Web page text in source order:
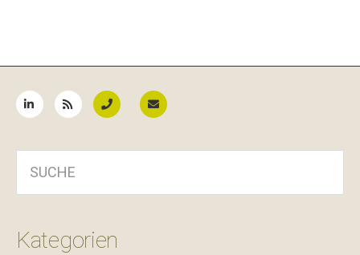
Kategorien